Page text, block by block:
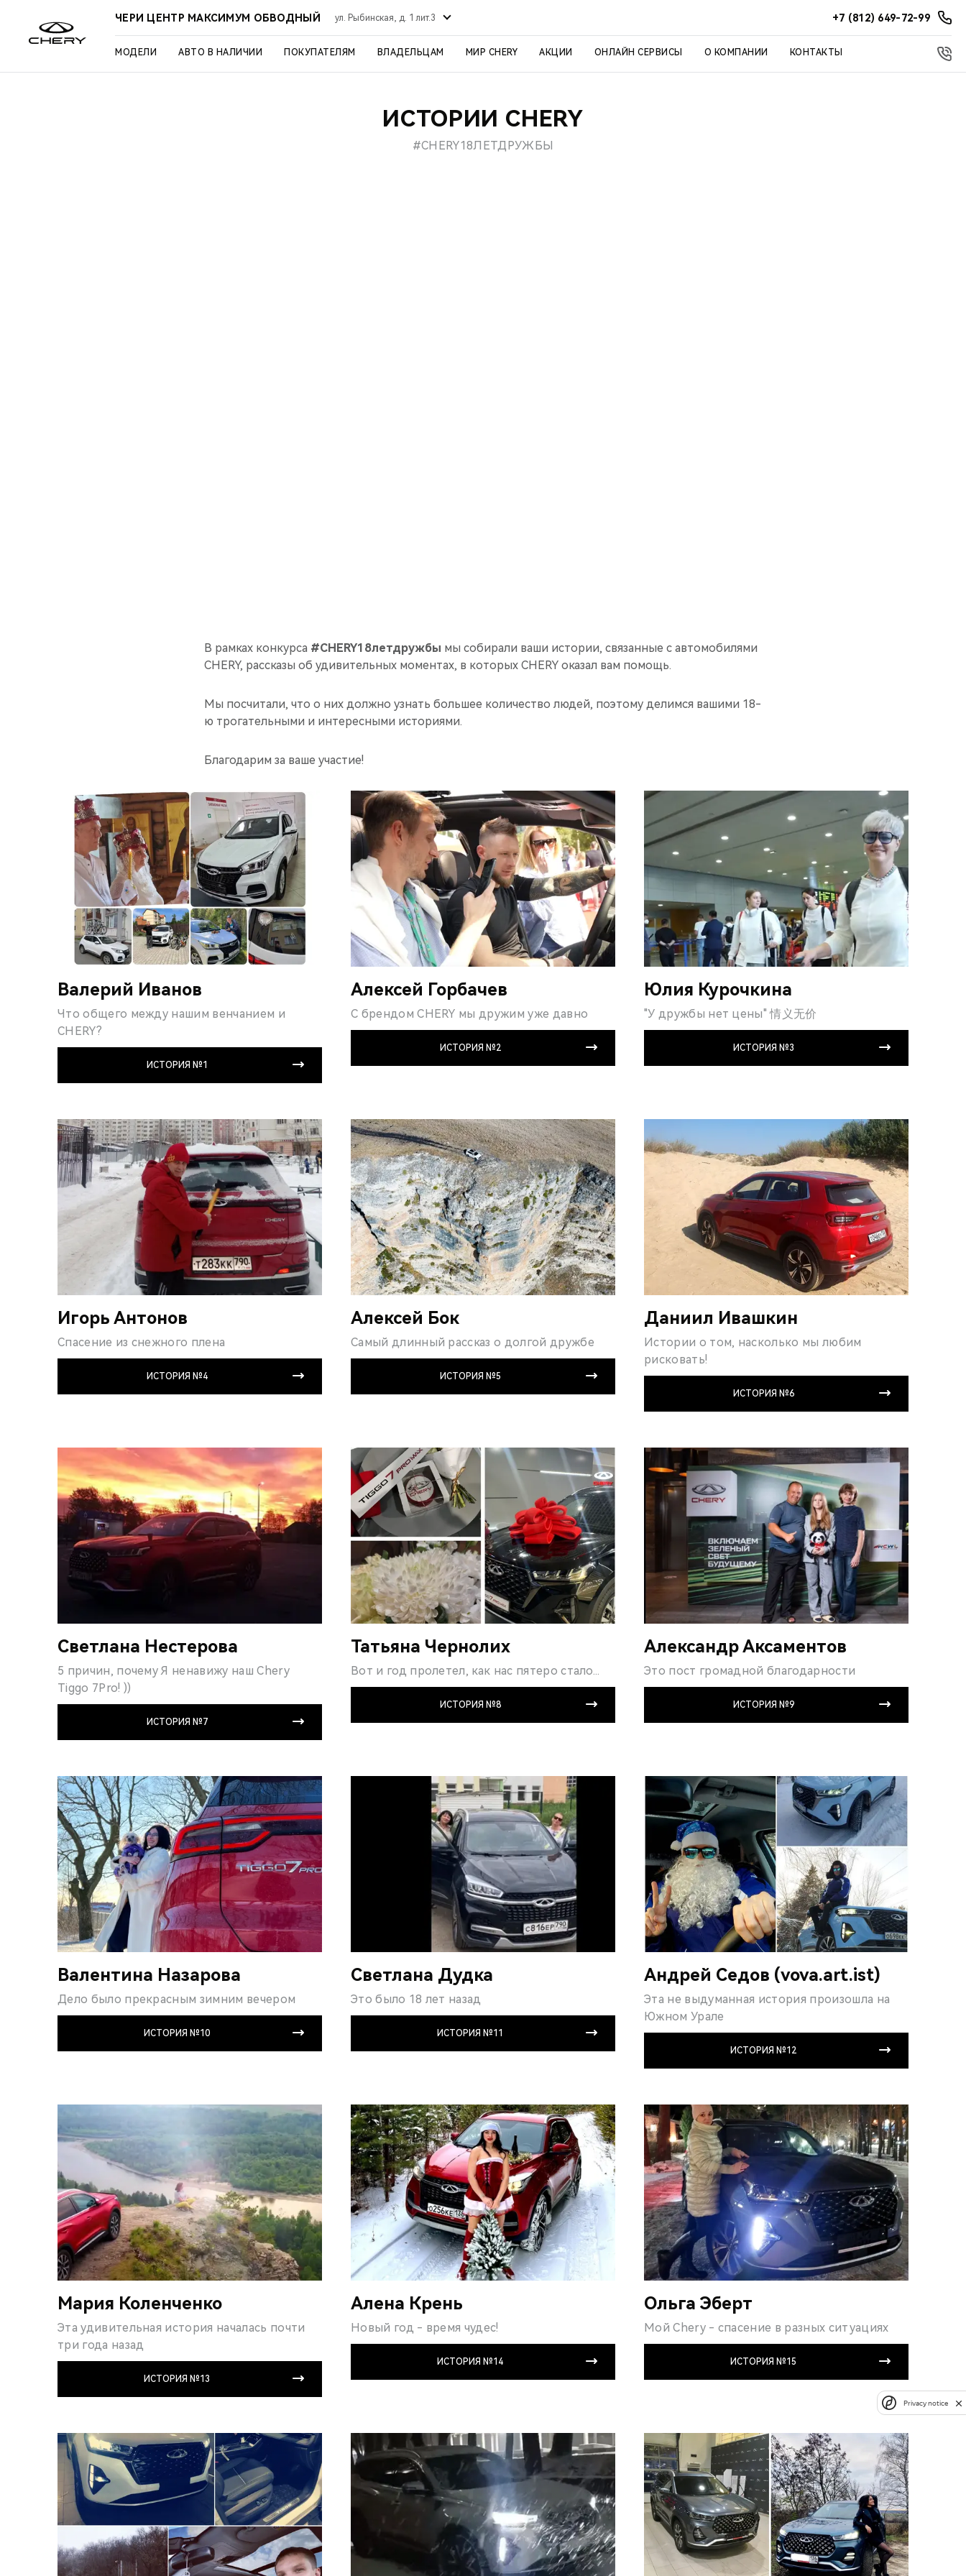
ЧЕРИ ЦЕНТР МАКСИМУМ ОБВОДНЫЙ ул. Рыбинская, д. 1 лит.3 +7 (812) 649-72-99
МОДЕЛИ АВТО В НАЛИЧИИ ПОКУПАТЕЛЯМ ВЛАДЕЛЬЦАМ МИР CHERY АКЦИИ ОНЛАЙН СЕРВИСЫ О КОМПАНИИ КОНТАКТЫ
ИСТОРИИ CHERY
#CHERY18ЛЕТДРУЖБЫ
В рамках конкурса #CHERY18летдружбы мы собирали ваши истории, связанные с автомобилями
CHERY, рассказы об удивительных моментах, в которых CHERY оказал вам помощь.
Мы посчитали, что о них должно узнать большее количество людей, поэтому делимся вашими 18-
ю трогательными и интересными историями.
Благодарим за ваше участие!
Валерий Иванов
Что общего между нашим венчанием и
CHERY?
ИСТОРИЯ №1
Алексей Горбачев
С брендом CHERY мы дружим уже давно
ИСТОРИЯ №2
Юлия Курочкина
"У дружбы нет цены" 情义无价
ИСТОРИЯ №3
Игорь Антонов
Спасение из снежного плена
ИСТОРИЯ №4
Алексей Бок
Самый длинный рассказ о долгой дружбе
ИСТОРИЯ №5
Даниил Ивашкин
Истории о том, насколько мы любим
рисковать!
ИСТОРИЯ №6
Светлана Нестерова
5 причин, почему Я ненавижу наш Chery
Tiggo 7Pro! ))
ИСТОРИЯ №7
Татьяна Чернолих
Вот и год пролетел, как нас пятеро стало...
ИСТОРИЯ №8
Александр Аксаментов
Это пост громадной благодарности
ИСТОРИЯ №9
Валентина Назарова
Дело было прекрасным зимним вечером
ИСТОРИЯ №10
Светлана Дудка
Это было 18 лет назад
ИСТОРИЯ №11
Андрей Седов (vova.art.ist)
Эта не выдуманная ис­тория произошла на
Южном Урале
ИСТОРИЯ №12
Мария Коленченко
Эта удивительная история началась почти
три года назад
ИСТОРИЯ №13
Алена Крень
Новый год - время чудес!
ИСТОРИЯ №14
Ольга Эберт
Мой Chery - спасение в разных ситуациях
ИСТОРИЯ №15
Privacy notice